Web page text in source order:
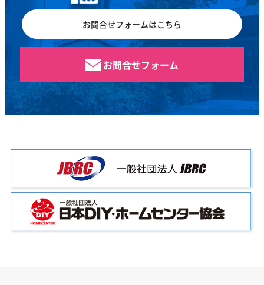
お問合せフォームはこちら
お問合せフォーム